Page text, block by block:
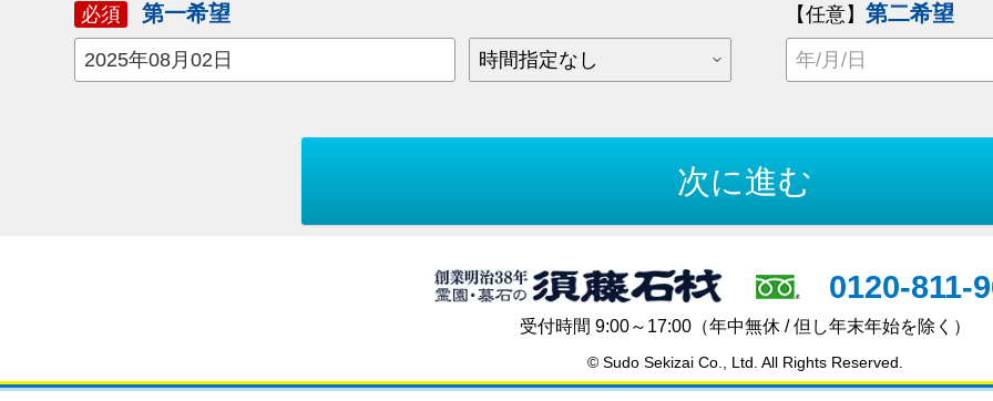
必須 第一希望 【任意】第二希望
0120-811-
受付時間 9:00～17:00（年中無休 / 但し年末年始を除く）
© Sudo Sekizai Co., Ltd. All Rights Reserved.